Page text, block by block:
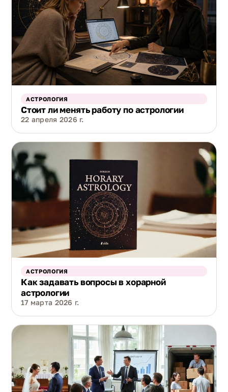
АСТРОЛОГИЯ
Стоит ли менять работу по астрологии
22 апреля 2026 г.
АСТРОЛОГИЯ
Как задавать вопросы в хорарной
астрологии
17 марта 2026 г.